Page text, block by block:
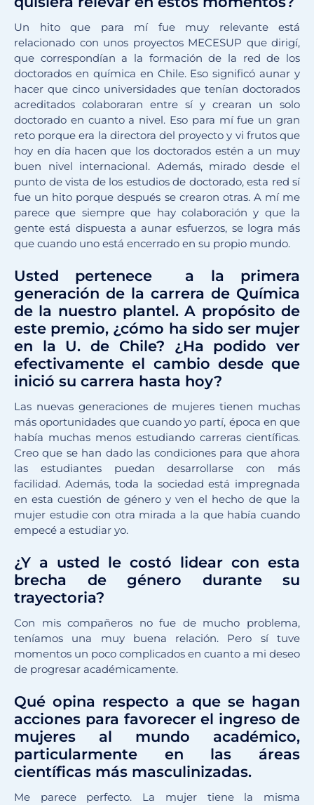
Un hito que para mí fue muy relevante está
relacionado con unos proyectos MECESUP que dirigí,
que correspondían a la formación de la red de los
doctorados en química en Chile. Eso significó aunar y
hacer que cinco universidades que tenían doctorados
acreditados colaboraran entre sí y crearan un solo
doctorado en cuanto a nivel. Eso para mí fue un gran
reto porque era la directora del proyecto y vi frutos que
hoy en día hacen que los doctorados estén a un muy
buen nivel internacional. Además, mirado desde el
punto de vista de los estudios de doctorado, esta red sí
fue un hito porque después se crearon otras. A mí me
parece que siempre que hay colaboración y que la
gente está dispuesta a aunar esfuerzos, se logra más
que cuando uno está encerrado en su propio mundo.
Usted pertenece a la primera
generación de la carrera de Química
de la nuestro plantel. A propósito de
este premio, ¿cómo ha sido ser mujer
en la U. de Chile? ¿Ha podido ver
efectivamente el cambio desde que
inició su carrera hasta hoy?
Las nuevas generaciones de mujeres tienen muchas
más oportunidades que cuando yo partí, época en que
había muchas menos estudiando carreras científicas.
Creo que se han dado las condiciones para que ahora
las estudiantes puedan desarrollarse con más
facilidad. Además, toda la sociedad está impregnada
en esta cuestión de género y ven el hecho de que la
mujer estudie con otra mirada a la que había cuando
empecé a estudiar yo.
¿Y a usted le costó lidear con esta
brecha de género durante su
trayectoria?
Con mis compañeros no fue de mucho problema,
teníamos una muy buena relación. Pero sí tuve
momentos un poco complicados en cuanto a mi deseo
de progresar académicamente.
Qué opina respecto a que se hagan
acciones para favorecer el ingreso de
mujeres al mundo académico,
particularmente en las áreas
científicas más masculinizadas.
Me parece perfecto. La mujer tiene la misma